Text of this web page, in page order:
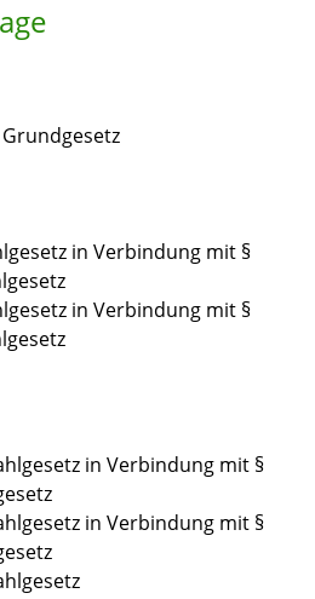
in Verbindung mit §
in Verbindung mit §
in Verbindung mit §
in Verbindung mit §